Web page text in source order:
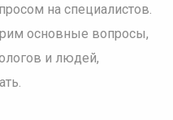
на специалистов.
основные вопросы,
и людей,